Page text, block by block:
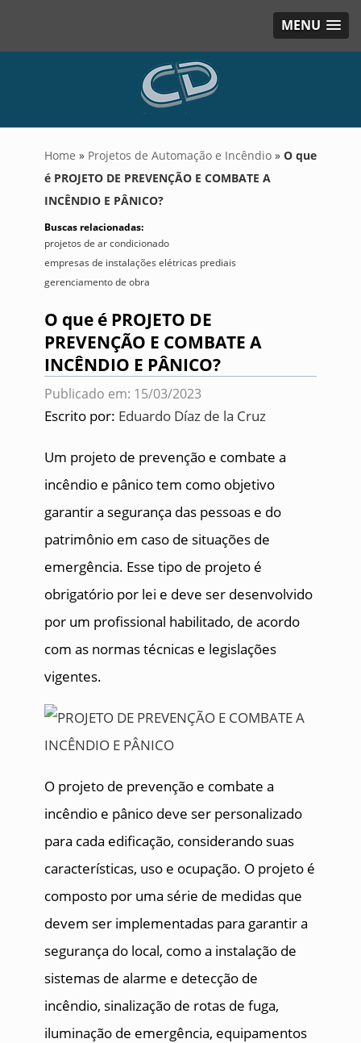
MENU
Home » Projetos de Automação e Incêndio » O que
é PROJETO DE PREVENÇÃO E COMBATE A
INCÊNDIO E PÂNICO?
Buscas relacionadas:
projetos de ar condicionado
empresas de instalações elétricas prediais
gerenciamento de obra
O que é PROJETO DE
PREVENÇÃO E COMBATE A
INCÊNDIO E PÂNICO?
Publicado em: 15/03/2023
Escrito por: Eduardo Díaz de la Cruz
Um projeto de prevenção e combate a
incêndio e pânico tem como objetivo
garantir a segurança das pessoas e do
patrimônio em caso de situações de
emergência. Esse tipo de projeto é
obrigatório por lei e deve ser desenvolvido
por um profissional habilitado, de acordo
com as normas técnicas e legislações
vigentes.
O projeto de prevenção e combate a
incêndio e pânico deve ser personalizado
para cada edificação, considerando suas
características, uso e ocupação. O projeto é
composto por uma série de medidas que
devem ser implementadas para garantir a
segurança do local, como a instalação de
sistemas de alarme e detecção de
incêndio, sinalização de rotas de fuga,
iluminação de emergência, equipamentos